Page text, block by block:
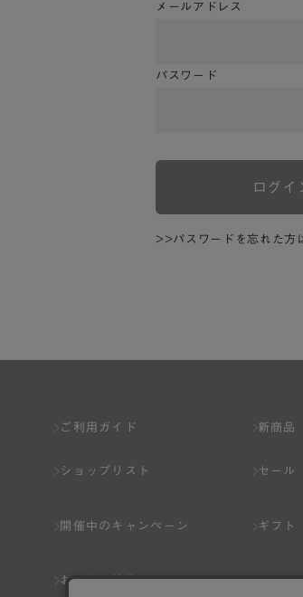
メールアドレス
パスワード
ログイ
>>パスワードを忘れた方
ご利用ガイド
ショップリスト
開催中のキャンペーン
おすすめ特集
新商品
セール
ギフト
スタッ